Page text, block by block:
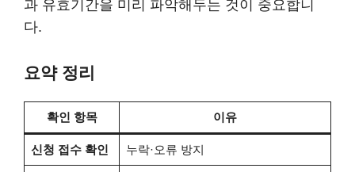
과 유효기간을 미리 파악해두는 것이 중요합니
다.
요약 정리
확인 항목 이유
신청 접수 확인 누락·오류 방지